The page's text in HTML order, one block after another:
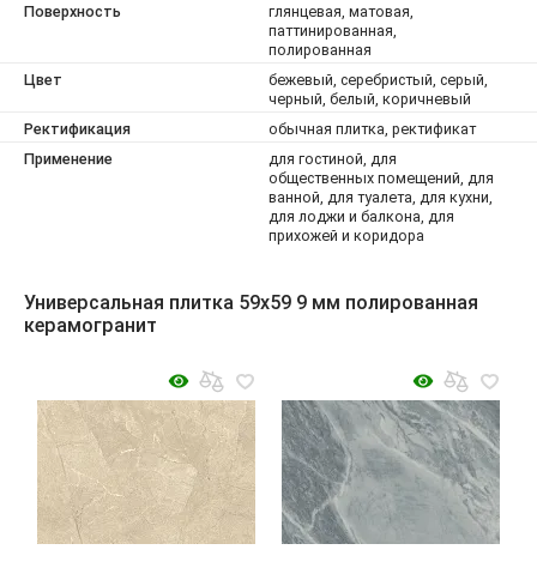
Поверхность
глянцевая, матовая,
паттинированная,
полированная
Цвет
бежевый, серебристый, серый,
черный, белый, коричневый
Ректификация
обычная плитка, ректификат
Применение
для гостиной, для
общественных помещений, для
ванной, для туалета, для кухни,
для лоджи и балкона, для
прихожей и коридора
Универсальная плитка 59x59 9 мм полированная
керамогранит